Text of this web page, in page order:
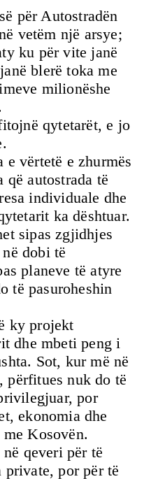
për Autostradën
vetëm një arsye;
ku për vite janë
blerë toka me
milionëshe
qytetarët, e jo
e vërtetë e zhurmës
që autostrada të
individuale dhe
ka dështuar.
sipas zgjidhjes
dobi të
planeve të atyre
të pasuroheshin
ky projekt
dhe mbeti peng i
Sot, kur më në
përfitues nuk do të
por
ekonomia dhe
Kosovën.
qeveri për të
por për të